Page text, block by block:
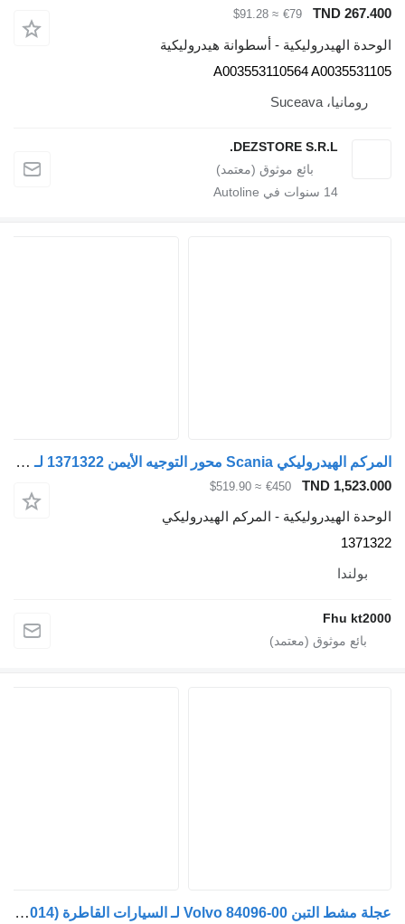
TND
€79
≈ $91.28
الهيدروليكية - أسطوانة هيدروليكية
A003553110564
رومانيا، Suceava
DEZSTORE S.R.L.
سنوات في Autoline
المركم الهيدروليكي Scania محور التوجيه الأيمن 1371322 لـ السيارات القاطرة Scania R
TND
€450
≈ $519.90
الهيدروليكية - المركم الهيدروليكي
Fhu
عجلة مشط التبن Volvo 84096-00 لـ السيارات القاطرة Volvo FL, FE (2005-2014)